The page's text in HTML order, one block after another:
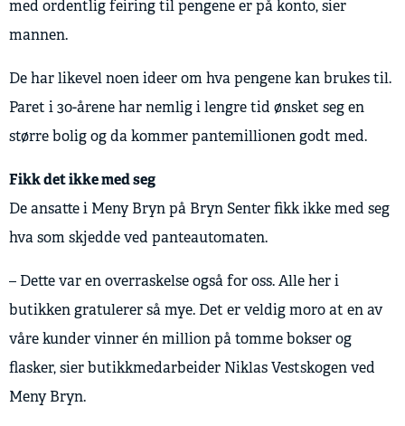
med ordentlig feiring til pengene er på konto, sier
mannen.
De har likevel noen ideer om hva pengene kan brukes til.
Paret i 30-årene har nemlig i lengre tid ønsket seg en
større bolig og da kommer pantemillionen godt med.
Fikk det ikke med seg
De ansatte i Meny Bryn på Bryn Senter fikk ikke med seg
hva som skjedde ved panteautomaten.
– Dette var en overraskelse også for oss. Alle her i
butikken gratulerer så mye. Det er veldig moro at en av
våre kunder vinner én million på tomme bokser og
flasker, sier butikkmedarbeider Niklas Vestskogen ved
Meny Bryn.